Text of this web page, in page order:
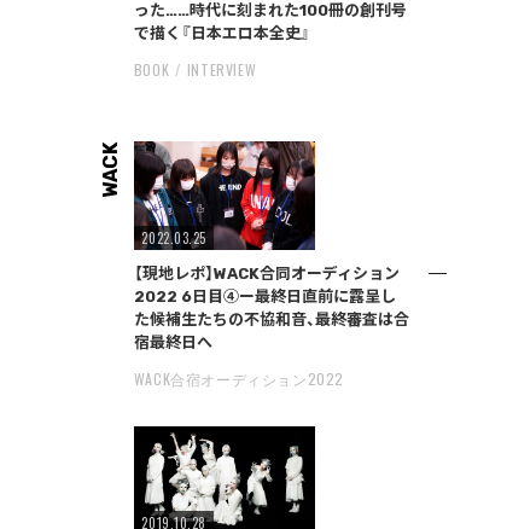
った……時代に刻まれた100冊の創刊号
で描く『日本エロ本全史』
BOOK INTERVIEW
WACK
2022.03.25
【現地レポ】WACK合同オーディション
2022 6日目④ー最終日直前に露呈し
た候補生たちの不協和音、最終審査は合
宿最終日へ
WACK合宿オーディション2022
2019.10.28